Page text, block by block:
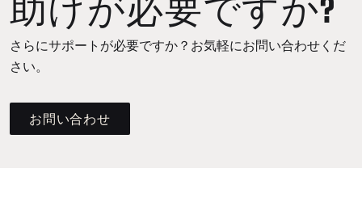
さらにサポートが必要ですか？お気軽にお問い合わせくだ
さい。
お問い合わせ